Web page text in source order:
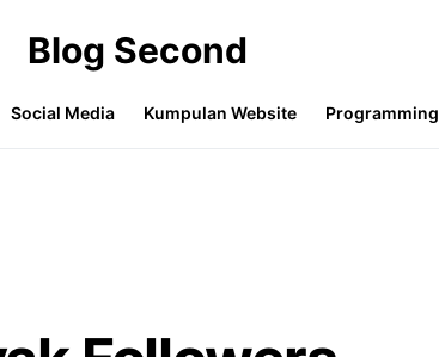
Blog Second
Social Media Kumpulan Website Programming